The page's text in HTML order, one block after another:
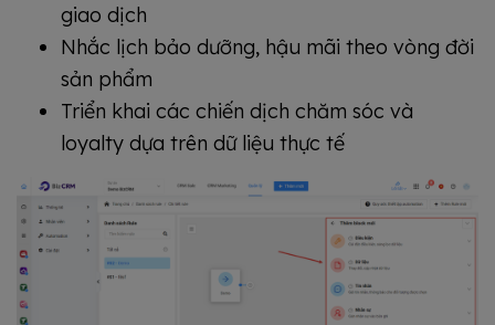
giao dịch
Nhắc lịch bảo dưỡng, hậu mãi theo vòng đời
sản phẩm
Triển khai các chiến dịch chăm sóc và
loyalty dựa trên dữ liệu thực tế